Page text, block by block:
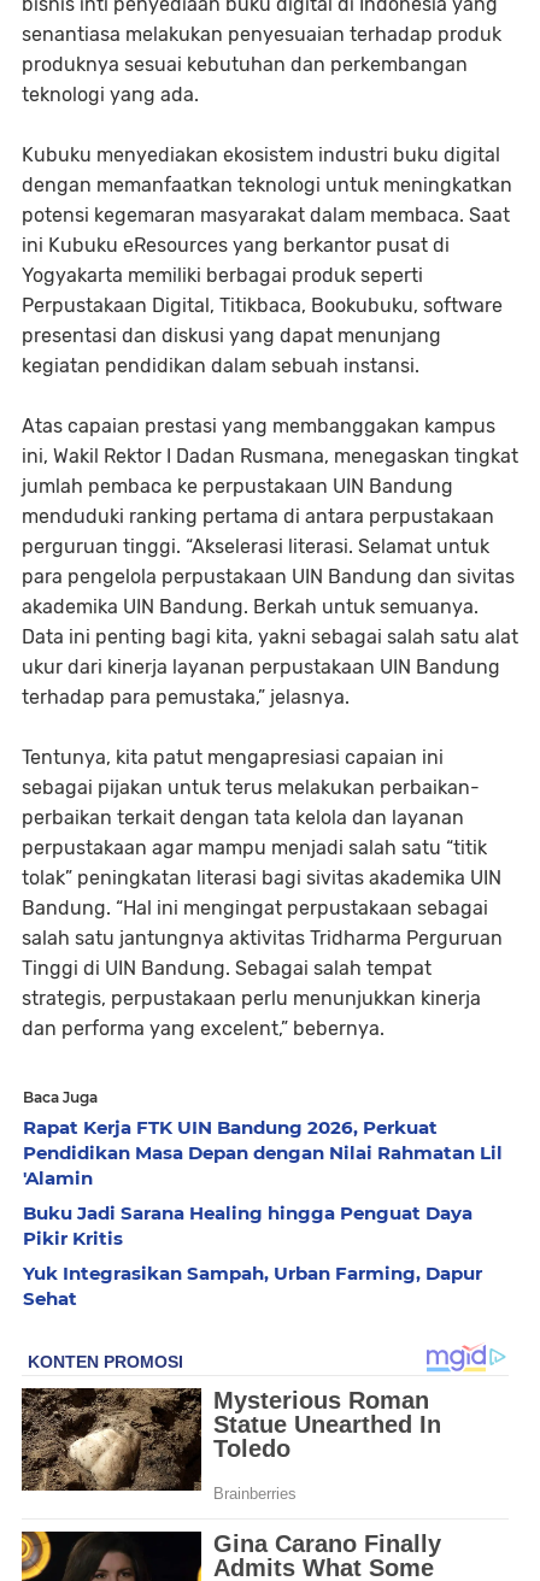
bisnis inti penyediaan buku digital di Indonesia yang
senantiasa melakukan penyesuaian terhadap produk
produknya sesuai kebutuhan dan perkembangan
teknologi yang ada.
Kubuku menyediakan ekosistem industri buku digital
dengan memanfaatkan teknologi untuk meningkatkan
potensi kegemaran masyarakat dalam membaca. Saat
ini Kubuku eResources yang berkantor pusat di
Yogyakarta memiliki berbagai produk seperti
Perpustakaan Digital, Titikbaca, Bookubuku, software
presentasi dan diskusi yang dapat menunjang
kegiatan pendidikan dalam sebuah instansi.
Atas capaian prestasi yang membanggakan kampus
ini, Wakil Rektor I Dadan Rusmana, menegaskan tingkat
jumlah pembaca ke perpustakaan UIN Bandung
menduduki ranking pertama di antara perpustakaan
perguruan tinggi. “Akselerasi literasi. Selamat untuk
para pengelola perpustakaan UIN Bandung dan sivitas
akademika UIN Bandung. Berkah untuk semuanya.
Data ini penting bagi kita, yakni sebagai salah satu alat
ukur dari kinerja layanan perpustakaan UIN Bandung
terhadap para pemustaka,” jelasnya.
Tentunya, kita patut mengapresiasi capaian ini
sebagai pijakan untuk terus melakukan perbaikan-
perbaikan terkait dengan tata kelola dan layanan
perpustakaan agar mampu menjadi salah satu “titik
tolak” peningkatan literasi bagi sivitas akademika UIN
Bandung. “Hal ini mengingat perpustakaan sebagai
salah satu jantungnya aktivitas Tridharma Perguruan
Tinggi di UIN Bandung. Sebagai salah tempat
strategis, perpustakaan perlu menunjukkan kinerja
dan performa yang excelent,” bebernya.
Baca Juga
Rapat Kerja FTK UIN Bandung 2026, Perkuat
Pendidikan Masa Depan dengan Nilai Rahmatan Lil
'Alamin
Buku Jadi Sarana Healing hingga Penguat Daya
Pikir Kritis
Yuk Integrasikan Sampah, Urban Farming, Dapur
Sehat